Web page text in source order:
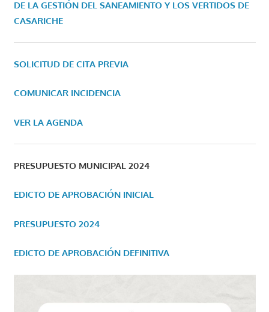
DE LA GESTIÓN DEL SANEAMIENTO Y LOS VERTIDOS DE
CASARICHE
SOLICITUD DE CITA PREVIA
COMUNICAR INCIDENCIA
VER LA AGENDA
PRESUPUESTO MUNICIPAL 2024
EDICTO DE APROBACIÓN INICIAL
PRESUPUESTO 2024
EDICTO DE APROBACIÓN DEFINITIVA